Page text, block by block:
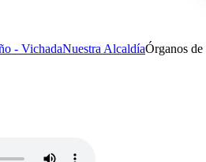
- VichadaNuestra AlcaldíaÓrganos de